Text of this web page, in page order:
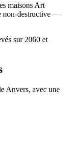
maisons Art
non-destructive —
sur 2060 et
Anvers, avec une